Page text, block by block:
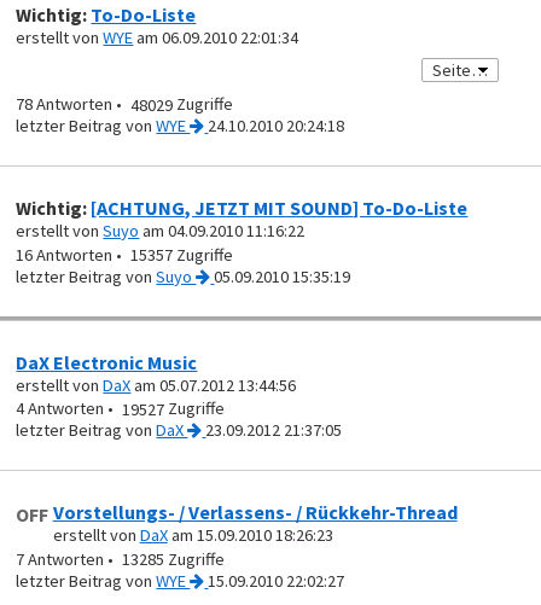
Wichtig: To-Do-Liste
erstellt vonWYEam 06.09.2010 22:01:34
78
48029
vonWYE 24.10.2010 20:24:18
Wichtig: [ACHTUNG, JETZT MIT SOUND] To-Do-Liste
erstellt vonSuyo am 04.09.2010 11:16:22
16
15357
vonSuyo 05.09.2010 15:35:19
DaX Electronic Music
erstellt vonDaXam 05.07.2012 13:44:56
4
19527
vonDaX 23.09.2012 21:37:05
OFF Vorstellungs- / Verlassens- / Rückkehr-Thread
erstellt von DaXam 15.09.2010 18:26:23
7
13285
vonWYE 15.09.2010 22:02:27